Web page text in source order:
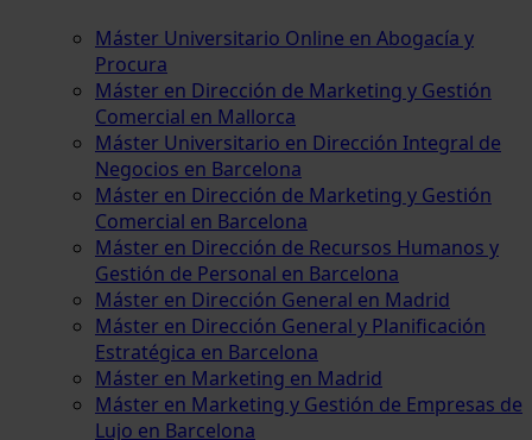
Máster Universitario Online en Abogacía y
Procura
Máster en Dirección de Marketing y Gestión
Comercial en Mallorca
Máster Universitario en Dirección Integral de
Negocios en Barcelona
Máster en Dirección de Marketing y Gestión
Comercial en Barcelona
Máster en Dirección de Recursos Humanos y
Gestión de Personal en Barcelona
Máster en Dirección General en Madrid
Máster en Dirección General y Planificación
Estratégica en Barcelona
Máster en Marketing en Madrid
Máster en Marketing y Gestión de Empresas de
Lujo en Barcelona